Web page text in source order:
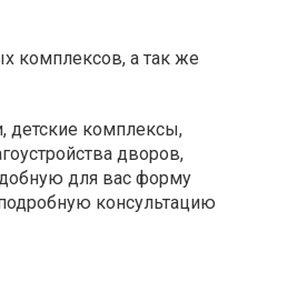
комплексов, а так же
детские комплексы,
дворов,
для вас форму
консультацию